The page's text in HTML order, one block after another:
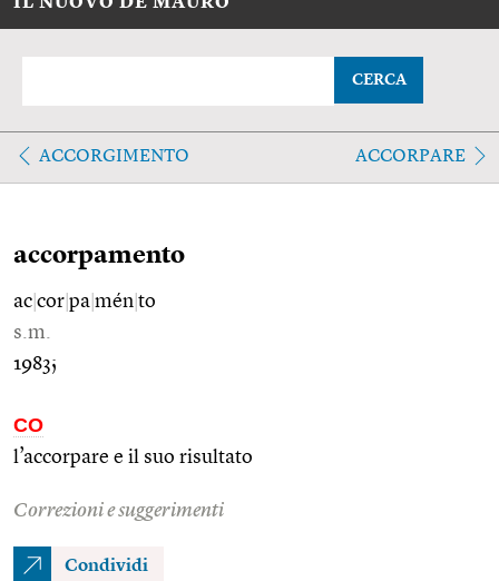
CERCA
ACCORGIMENTO ACCORPARE
accorpamento
ac cor pa mén to
s.m.
1983;
CO
l’accorpare e il suo risultato
Correzioni e suggerimenti
Condividi